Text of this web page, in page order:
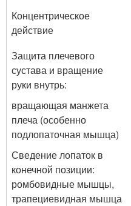
Концентрическое
действие
Защита плечевого
сустава и вращение
руки внутрь:
вращающая манжета
плеча (особенно
подлопаточная мышца)
Сведение лопаток в
конечной позиции:
ромбовидные мышцы,
трапециевидная мышца